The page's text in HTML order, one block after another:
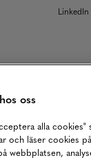
LinkedIn
oss
alla
och läser cookies
webbplatsen,